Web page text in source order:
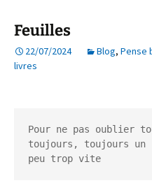
Feuilles
22/07/2024 Blog, Pense
livres
Pour ne pas oublier
toujours, toujours un
peu trop vite